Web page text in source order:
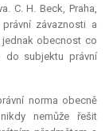
C. H. Beck, Praha,
závaznosti a
obecnost co
do subjektu právní
norma obecně
nemůže řešit